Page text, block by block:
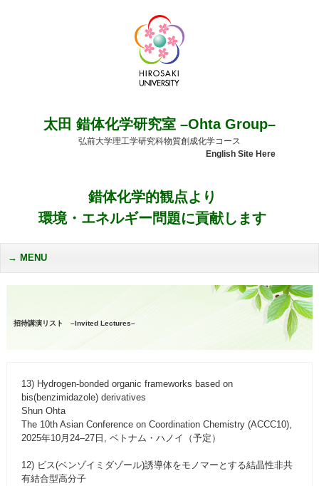
太田 錯体化学研究室 –Ohta Group–
弘前大学理工学研究科物質創成化学コース
English Site Here
錯体化学的観点より
環境・エネルギー問題に貢献します
MENU
招待講演リスト –Invited Lectures–
13) Hydrogen-bonded organic frameworks based on
bis(benzimidazole) derivatives
Shun Ohta
The 10th Asian Conference on Coordination Chemistry (ACCC10),
2025年10月24–27日, ベトナム・ハノイ（予定）
12) ビス(ベンゾイミダゾール)誘導体をモノマーとする結晶性非共
有結合型高分子